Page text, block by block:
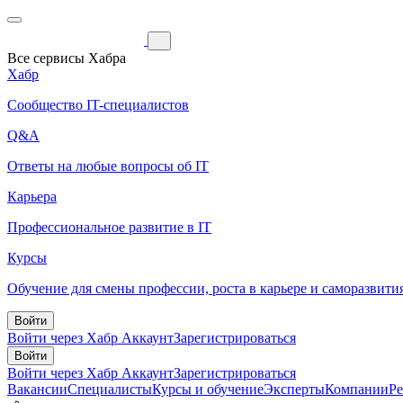
Все сервисы Хабра
Хабр
Сообщество IT-специалистов
Q&A
Ответы на любые вопросы об IT
Карьера
Профессиональное развитие в IT
Курсы
Обучение для смены профессии, роста в карьере и
Войти
Войти через Хабр АккаунтЗарегистрироваться
Войти
Войти через Хабр АккаунтЗарегистрироваться
ВакансииСпециалистыКурсы и обучениеЭкспертыКомпании